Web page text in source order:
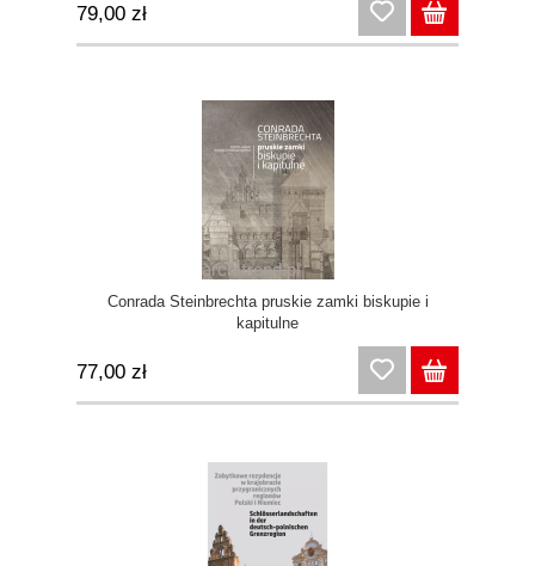
79,00 zł
Conrada Steinbrechta pruskie zamki biskupie i
kapitulne
77,00 zł